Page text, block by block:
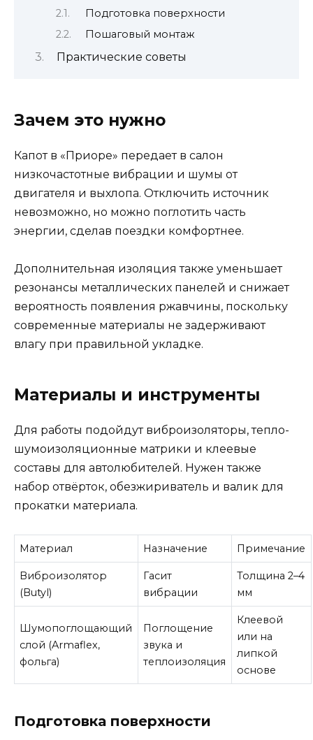
Подготовка поверхности
Пошаговый монтаж
Практические советы
Зачем это нужно
Капот в «Приоре» передает в салон
низкочастотные вибрации и шумы от
двигателя и выхлопа. Отключить источник
невозможно, но можно поглотить часть
энергии, сделав поездки комфортнее.
Дополнительная изоляция также уменьшает
резонансы металлических панелей и снижает
вероятность появления ржавчины, поскольку
современные материалы не задерживают
влагу при правильной укладке.
Материалы и инструменты
Для работы подойдут виброизоляторы, тепло-
шумоизоляционные матрики и клеевые
составы для автолюбителей. Нужен также
набор отвёрток, обезжириватель и валик для
прокатки материала.
Материал Назначение Примечание
Виброизолятор
(Butyl)
Гасит
вибрации
Толщина 2–4
мм
Шумопоглощающий
слой (Armaflex,
фольга)
Поглощение
звука и
теплоизоляция
Клеевой
или на
липкой
основе
Подготовка поверхности